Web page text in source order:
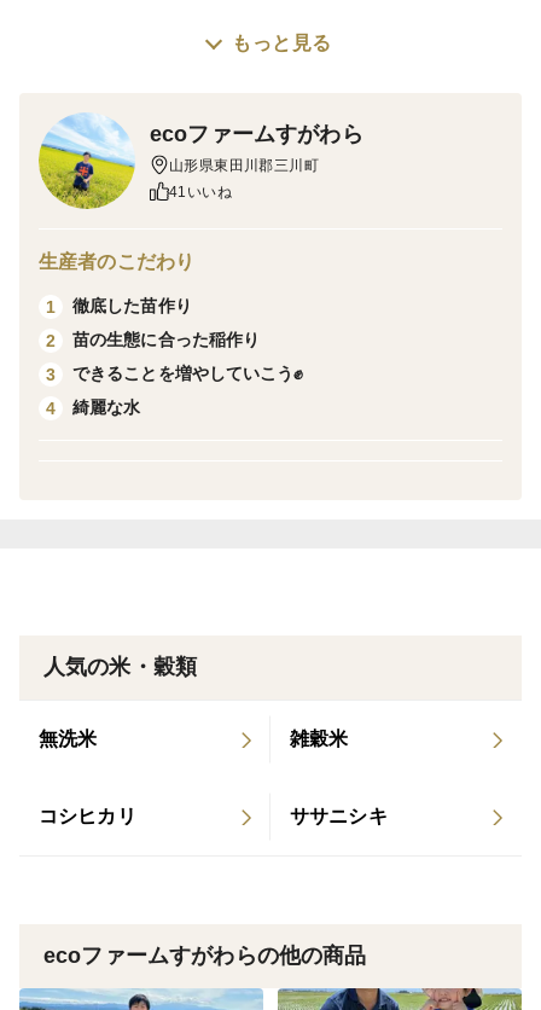
山形のエースといえばつや姫！ 食べた瞬間の香りが
粘りなども良く自信をもってオススメできるお米です。
＜栽培のこだわり＞
ています。
く植えることで日光をたくさん浴びれるようにしまし
＜産地の特徴＞
三川町の農業用水は赤川からの水で、源泉を辿ると月
もっと見る
ecoファームすがわら
山形県東田川郡三川町
41いいね
生産者のこだわり
1
徹底した苗作り
2
苗の生態に合った稲作り
3
できることを増やしていこう✊
4
綺麗な水
人気の米・穀類
無洗米 雑穀米
コシヒカリ ササニシキ
ecoファームすがわらの他の商品